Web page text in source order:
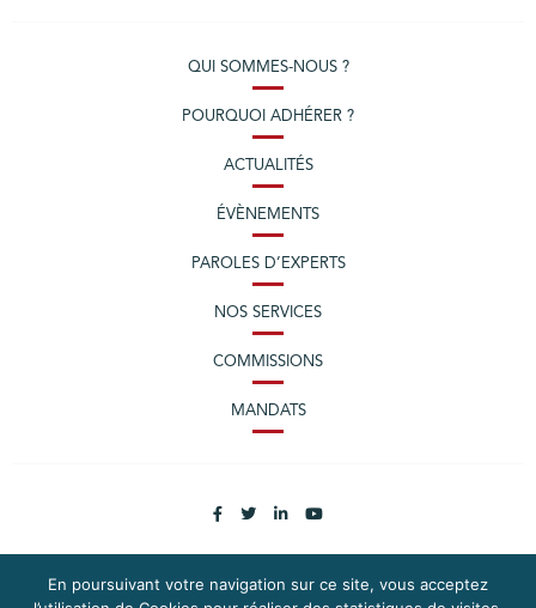
QUI SOMMES-NOUS ?
POURQUOI ADHÉRER ?
ACTUALITÉS
ÉVÈNEMENTS
PAROLES D’EXPERTS
NOS SERVICES
COMMISSIONS
MANDATS
En poursuivant votre navigation sur ce site, vous acceptez